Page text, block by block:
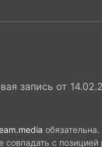
запись от
совпадать с позицией